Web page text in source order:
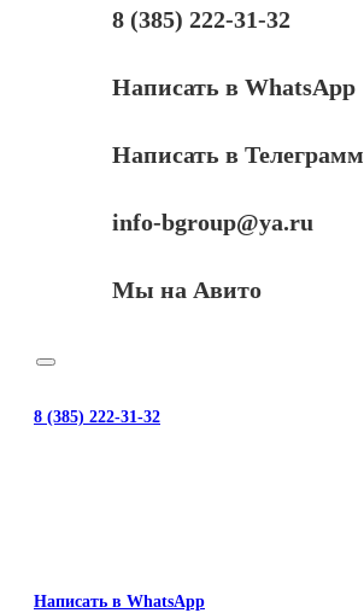
8 (385) 222-31-32
Написать в WhatsApp
Написать в Телеграмм
info-bgroup@ya.ru
Мы на Авито
8 (385) 222-31-32
Написать в WhatsApp